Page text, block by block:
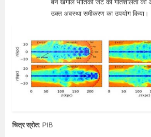
बने खगोल भौतिकी जेट की गतिशीलता
उक्त अवस्था समीकरण का उपयोग किया।
चित्र स्रोत: PIB